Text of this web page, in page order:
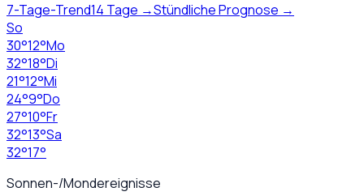
7-Tage-Trend14 Tage →Stündliche Prognose →
So
30°12°Mo
32°18°Di
21°12°Mi
24°9°Do
27°10°Fr
32°13°Sa
32°17°
Sonnen-/Mondereignisse